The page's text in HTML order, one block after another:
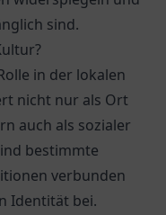
sind.
in der lokalen
nicht nur als Ort
auch als sozialer
bestimmte
verbunden
Identität bei.